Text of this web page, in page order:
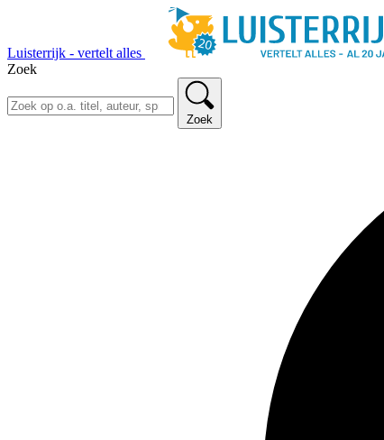
Luisterrijk - vertelt alles
Zoek
Zoek